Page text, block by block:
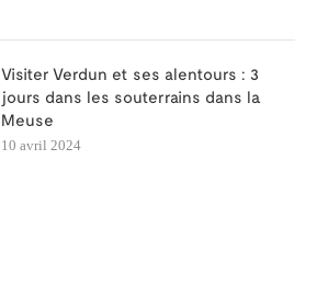
Visiter Verdun et ses alentours : 3
jours dans les souterrains dans la
Meuse
10 avril 2024